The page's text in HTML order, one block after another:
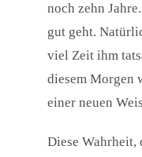
noch zehn
gut geht.
viel Zeit ihm
diesem Morgen
einer neuen
Diese Wahrheit,